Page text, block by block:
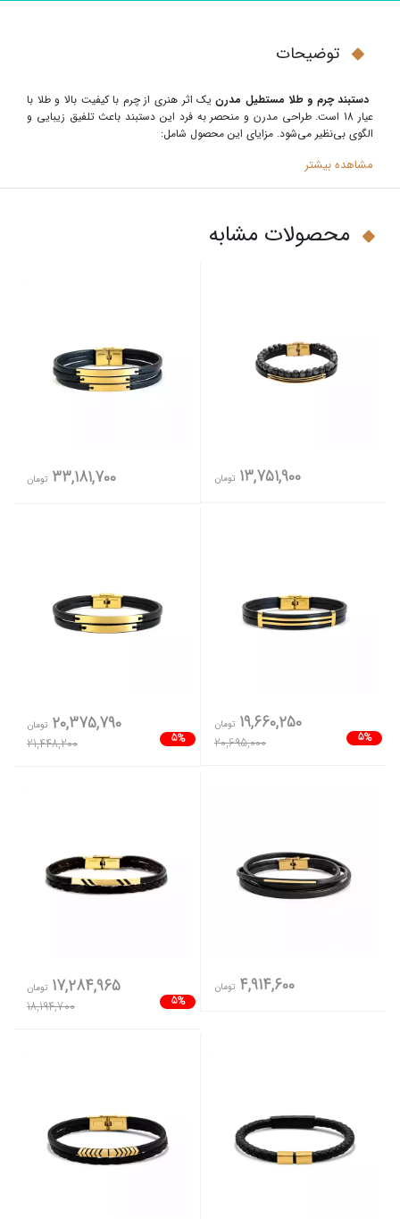
توضیحات
دستبند چرم و طلا مستطیل مدرنیک اثر هنری از چرم با کیفیت بالا و طلا با
عیار 18 است. طراحی مدرن و منحصر به فرد این دستبند باعث تلفیق زیبایی و
الگوی بی‌نظیر می‌شود. مزایای این محصول شامل:
مشاهده بیشتر
محصولات مشابه
13,751,900 تومان 33,181,700 تومان
5%
19,660,250 تومان
20,695,000
5%
20,375,790 تومان
21,448,200
4,914,600 تومان
5%
17,284,965 تومان
18,194,700